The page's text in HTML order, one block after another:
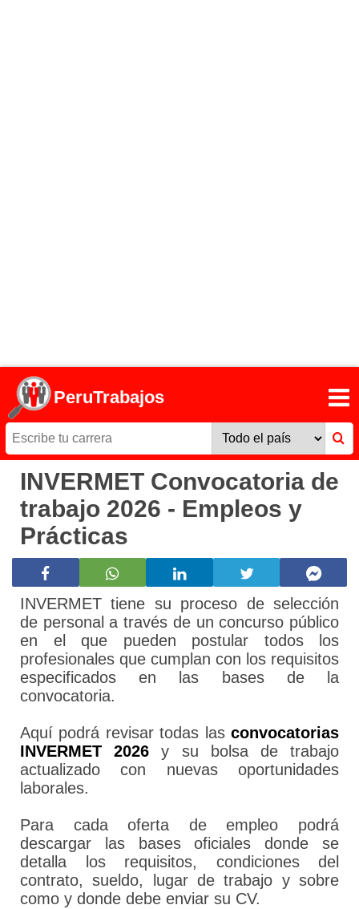
PeruTrabajos
INVERMET Convocatoria de
trabajo 2026 - Empleos y
Prácticas
INVERMET tiene su proceso de selección
de personal a través de un concurso público
en el que pueden postular todos los
profesionales que cumplan con los requisitos
especificados en las bases de la
convocatoria.
Aquí podrá revisar todas las convocatorias
INVERMET 2026 y su bolsa de trabajo
actualizado con nuevas oportunidades
laborales.
Para cada oferta de empleo podrá
descargar las bases oficiales donde se
detalla los requisitos, condiciones del
contrato, sueldo, lugar de trabajo y sobre
como y donde debe enviar su CV.